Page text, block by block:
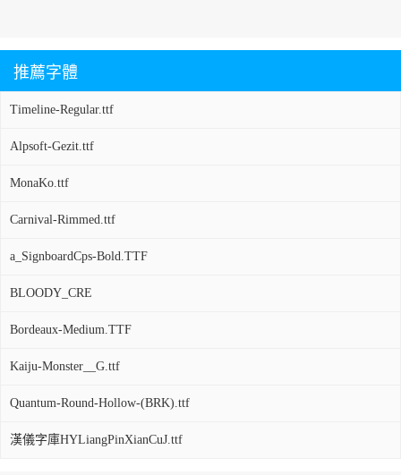
推薦字體
Timeline-Regular.ttf
Alpsoft-Gezit.ttf
MonaKo.ttf
Carnival-Rimmed.ttf
a_SignboardCps-Bold.TTF
BLOODY_CRE
Bordeaux-Medium.TTF
Kaiju-Monster__G.ttf
Quantum-Round-Hollow-(BRK).ttf
漢儀字庫HYLiangPinXianCuJ.ttf